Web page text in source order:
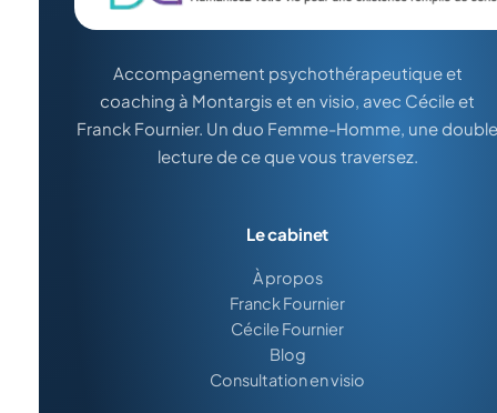
Accompagnement psychothérapeutique et
coaching à Montargis et en visio, avec Cécile et
Franck Fournier. Un duo Femme-Homme, une double
lecture de ce que vous traversez.
Le cabinet
À propos
Franck Fournier
Cécile Fournier
Blog
Consultation en visio